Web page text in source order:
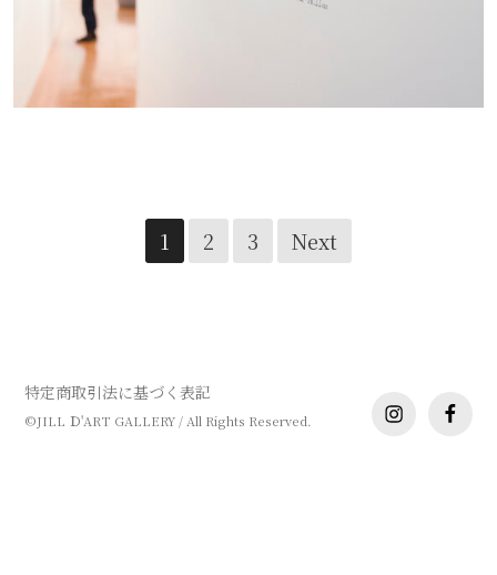
navigation
1 2 3 Next
特定商取引法に基づく表記
©JILL Ｄ'ART GALLERY / All Rights Reserved.
instagram